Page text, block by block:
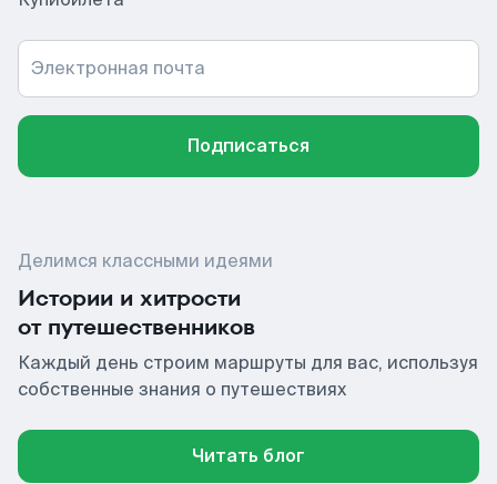
Электронная почта
Подписаться
Делимся классными идеями
Истории и хитрости
от путешественников
Каждый день строим маршруты для вас, используя
собственные знания о путешествиях
Читать блог